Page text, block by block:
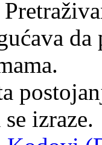
izraze.